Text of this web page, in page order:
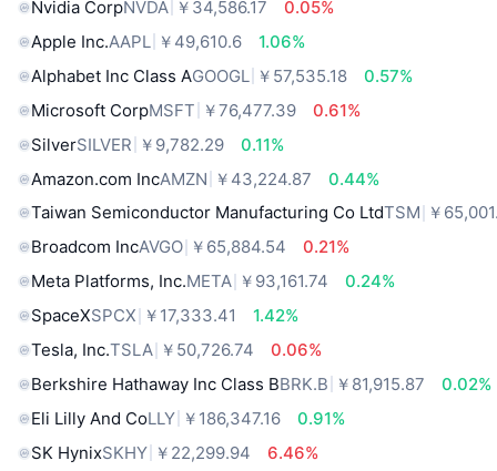
Nvidia CorpNVDA ￥34,586.17
0.05%
Apple Inc.AAPL ￥49,610.6
1.06%
Alphabet Inc Class AGOOGL ￥57,535.18
0.57%
Microsoft CorpMSFT ￥76,477.39
0.61%
SilverSILVER ￥9,782.29
0.11%
Amazon.com IncAMZN ￥43,224.87
0.44%
Taiwan Semiconductor Manufacturing Co LtdTSM ￥
Broadcom IncAVGO ￥65,884.54
0.21%
Meta Platforms, Inc.META ￥93,161.74
0.24%
SpaceXSPCX ￥17,333.41
1.42%
Tesla, Inc.TSLA ￥50,726.74
0.06%
Berkshire Hathaway Inc Class BBRK.B ￥81,915.87
0.02%
Eli Lilly And CoLLY ￥186,347.16
0.91%
SK HynixSKHY ￥22,299.94
6.46%